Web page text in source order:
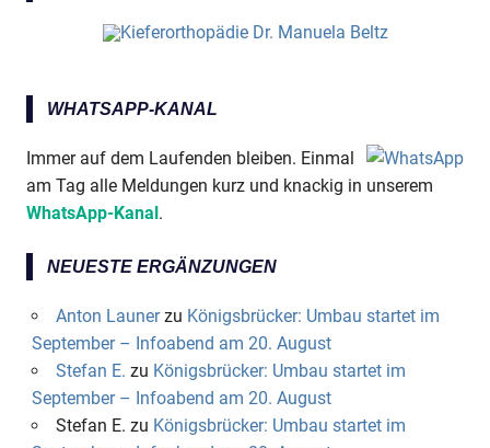
WHATSAPP-KANAL
Immer auf dem Laufenden bleiben. Einmal
am Tag alle Meldungen kurz und knackig in unserem
WhatsApp-Kanal.
NEUESTE ERGÄNZUNGEN
Anton Launerzu Königsbrücker: Umbau startet im
September – Infoabend am 20. August
Stefan E. zu Königsbrücker: Umbau startet im
September – Infoabend am 20. August
Stefan E. zu Königsbrücker: Umbau startet im